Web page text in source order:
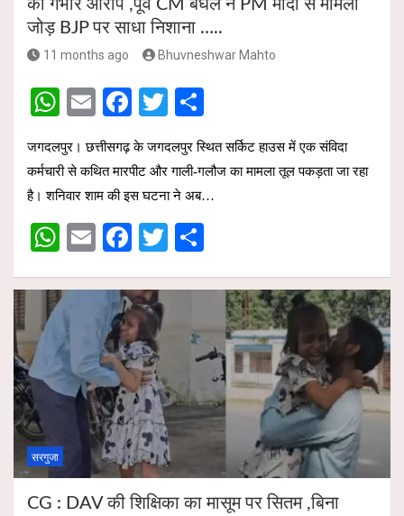
का गंभीर आरोप ,पूर्व CM बघेल ने PM मोदी से मामला
जोड़ BJP पर साधा निशाना …..
11 months ago Bhuvneshwar Mahto
W
at
s
A
p
p
E
m
ail
F
a
ce
b
o
o
k
T
tt
er
ar
जगदलपुर। छत्तीसगढ़ के जगदलपुर स्थित सर्किट हाउस में एक संविदा
कर्मचारी से कथित मारपीट और गाली-गलौज का मामला तूल पकड़ता जा रहा
है। शनिवार शाम की इस घटना ने अब…
W
at
s
A
p
E
ail
F
ce
b
o
o
k
T
tt ar
e
सरगुजा
CG : DAV की शिक्षिका का मासूम पर सितम ,बिना